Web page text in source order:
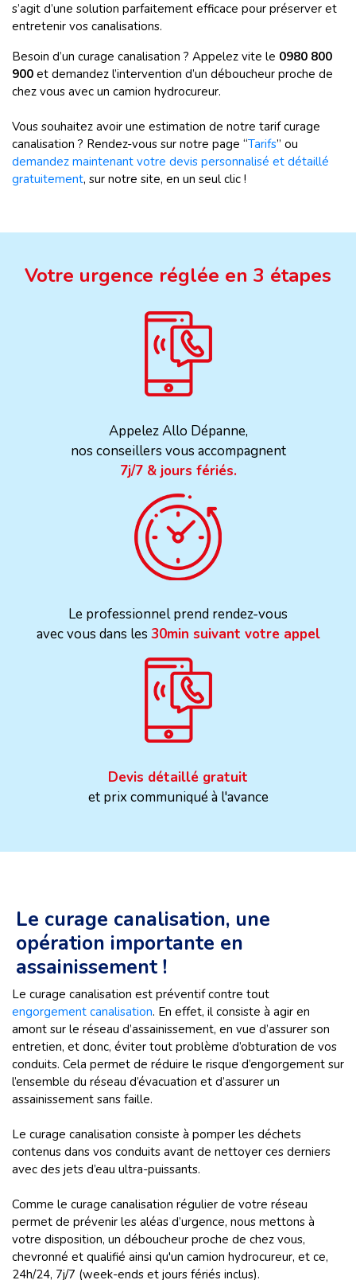
s’agit d’une solution parfaitement efficace pour préserver et
entretenir vos canalisations.
Besoin d’un curage canalisation ? Appelez vite le 0980 800
900 et demandez l’intervention d’un déboucheur proche de
chez vous avec un camion hydrocureur.
Vous souhaitez avoir une estimation de notre tarif curage
canalisation ? Rendez-vous sur notre page “Tarifs” ou
demandez maintenant votre devis personnalisé et détaillé
gratuitement, sur notre site, en un seul clic !
Votre urgence réglée en 3 étapes
Appelez Allo Dépanne,
nos conseillers vous accompagnent
7j/7 & jours fériés.
Le professionnel prend rendez-vous
avec vous dans les 30min suivant votre appel
Devis détaillé gratuit
et prix communiqué à l'avance
Le curage canalisation, une
opération importante en
assainissement !
Le curage canalisation est préventif contre tout
engorgement canalisation. En effet, il consiste à agir en
amont sur le réseau d’assainissement, en vue d’assurer son
entretien, et donc, éviter tout problème d’obturation de vos
conduits. Cela permet de réduire le risque d’engorgement sur
l’ensemble du réseau d’évacuation et d’assurer un
assainissement sans faille.
Le curage canalisation consiste à pomper les déchets
contenus dans vos conduits avant de nettoyer ces derniers
avec des jets d’eau ultra-puissants.
Comme le curage canalisation régulier de votre réseau
permet de prévenir les aléas d’urgence, nous mettons à
votre disposition, un déboucheur proche de chez vous,
chevronné et qualifié ainsi qu'un camion hydrocureur, et ce,
24h/24, 7j/7 (week-ends et jours fériés inclus).